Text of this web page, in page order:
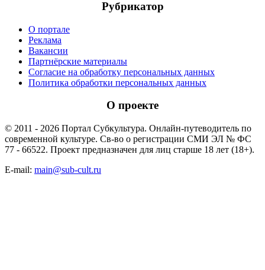
Рубрикатор
О портале
Реклама
Вакансии
Партнёрские материалы
Согласие на обработку персональных данных
Политика обработки персональных данных
О проекте
© 2011 - 2026 Портал Субкультура. Онлайн-путеводитель по
современной культуре. Св-во о регистрации СМИ ЭЛ № ФС
77 - 66522. Проект предназначен для лиц старше 18 лет (18+).
E-mail: main@sub-cult.ru